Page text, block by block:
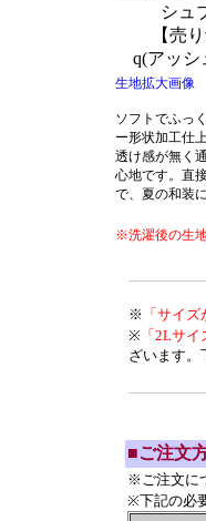
【売
q(アッシ
生地拡大画像
ソフトでふっ
ー形状加工仕
透け感が無く
心地です。直
で、夏の和装
※洗濯後の生
※ 「サイ
※ 「2Lサ
ざいます。
■ご注文
※ご注文に
※下記の必